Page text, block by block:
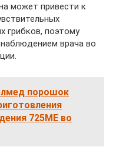
может привести к
грибков, поэтому
врача во
порошок
725МЕ во